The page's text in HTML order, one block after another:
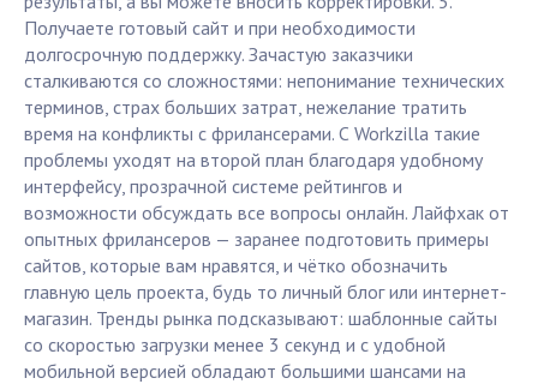
Получаете готовый сайт и при необходимости
долгосрочную поддержку. Зачастую заказчики
сталкиваются со сложностями: непонимание технических
терминов, страх больших затрат, нежелание тратить
время на конфликты с фрилансерами. С Workzilla такие
проблемы уходят на второй план благодаря удобному
интерфейсу, прозрачной системе рейтингов и
возможности обсуждать все вопросы онлайн. Лайфхак от
опытных фрилансеров — заранее подготовить примеры
сайтов, которые вам нравятся, и чётко обозначить
главную цель проекта, будь то личный блог или интернет-
магазин. Тренды рынка подсказывают: шаблонные сайты
со скоростью загрузки менее 3 секунд и с удобной
мобильной версией обладают большими шансами на